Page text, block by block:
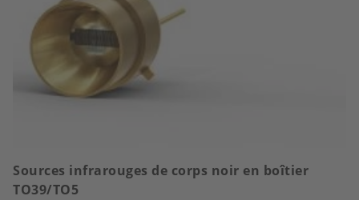
Sources infrarouges de corps noir en boîtier
TO39/TO5